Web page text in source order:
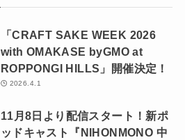
「CRAFT SAKE WEEK 2026
with OMAKASE byGMO at
ROPPONGI HILLS」開催決定！
2026.4.1
11月8日より配信スタート！新ポ
ッドキャスト『NIHONMONO 中